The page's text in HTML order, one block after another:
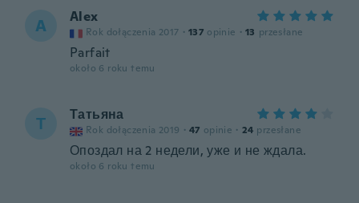
A Alex
Rok dołączenia 2017 · 137 opinie · 13 przesłane
Parfait
około 6 roku temu
Т Татьяна
Rok dołączenia 2019 · 47 opinie · 24 przesłane
Опоздал на 2 недели, уже и не ждала.
około 6 roku temu